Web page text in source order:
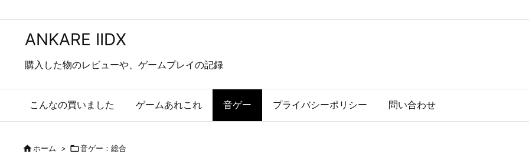
ANKARE IIDX
購入した物のレビューや、ゲームプレイの記録
こんなの買いました ゲームあれこれ 音ゲー プライバシーポリシー 問い合わせ
ホーム > 音ゲー：総合